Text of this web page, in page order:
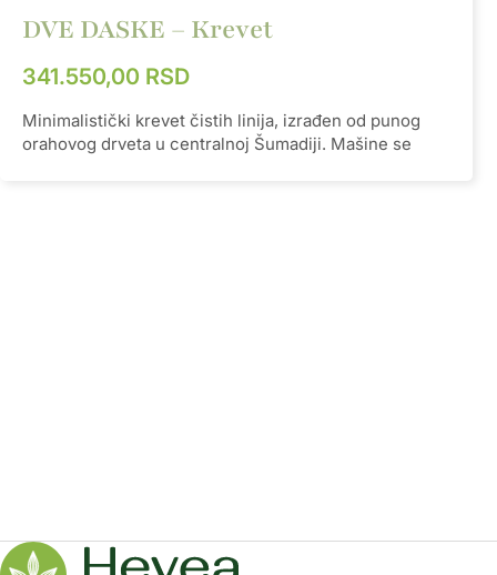
DVE DASKE – Krevet
341.550,00 RSD
Minimalistički krevet čistih linija, izrađen od punog
orahovog drveta u centralnoj Šumadiji. Mašine se